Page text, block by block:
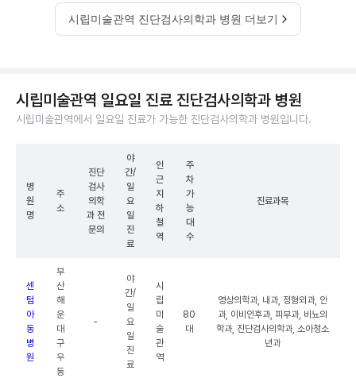
시립미술관역 진단검사의학과 병원 더보기
시립미술관역 일요일 진료 진단검사의학과 병원
시립미술관역에서 일요일 진료가 가능한 진단검사의학과 병원입니다.
병
원
명
주
소
진단
검사
의학
과 전
문의
야
간/
일
요
일
진
료
인
근
지
하
철
역
주
차
가
능
대
수
진료과목
센
텀
아
동
병
원
부
산
해
운
대
구
우
동
-
야
간/
일
요
일
진
료
시
립
미
술
관
역
80
대
영상의학과, 내과, 정형외과, 안
과, 이비인후과, 피부과, 비뇨의
학과, 진단검사의학과, 소아청소
년과